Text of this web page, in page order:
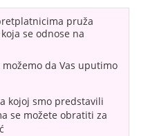
pruža
se odnose na
da Vas uputimo
kojoj smo predstavili
se možete obratiti za